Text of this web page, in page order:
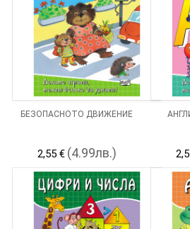
БЕЗОПАСНОТО ДВИЖЕНИЕ
2,55 € (4.99лв.)